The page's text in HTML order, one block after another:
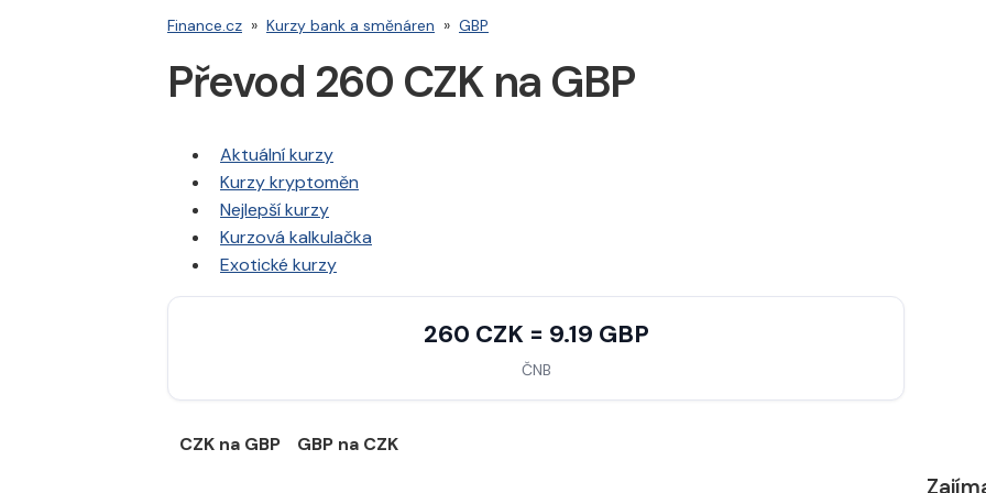
Finance.cz » Kurzy bank a směnáren » GBP
Převod 260 CZK na GBP
Aktuální kurzy
Kurzy kryptoměn
Nejlepší kurzy
Kurzová kalkulačka
Exotické kurzy
260 CZK = 9.19 GBP
ČNB
CZK na GBP GBP na CZK